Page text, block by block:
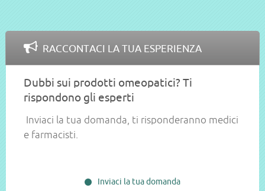
RACCONTACI LA TUA ESPERIENZA
Dubbi sui prodotti omeopatici? Ti
rispondono gli esperti
Inviaci la tua domanda, ti risponderanno medici
e farmacisti.
Inviaci la tua domanda